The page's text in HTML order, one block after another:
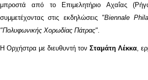
μπροστά από το Επιμελητήριο Αχαΐας
συμμετέχοντας στις εκδηλώσεις "Biennale
"Πολυφωνικής Χορωδίας Πάτρας".
Η Ορχήστρα με διευθυντή τον Σταμάτη Λέκκα,